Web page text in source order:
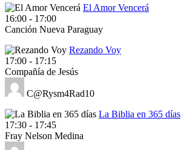
El Amor Vencerá
16:00 - 17:00
Canción Nueva Paraguay
Rezando Voy
17:00 - 17:15
Compañía de Jesús
C@Rysm4Rad10
La Biblia en 365 días
17:30 - 17:45
Fray Nelson Medina